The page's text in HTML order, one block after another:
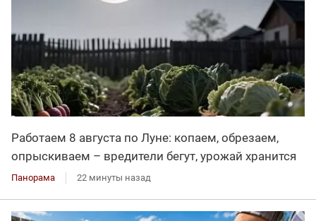
Работаем 8 августа по Луне: копаем, обрезаем,
опрыскиваем – вредители бегут, урожай хранится
Панорама 22 минуты назад